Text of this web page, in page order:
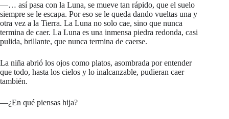
—… así pasa con la Luna, se mueve tan rápido, que el suelo
siempre se le escapa. Por eso se le queda dando vueltas una y
otra vez a la Tierra. La Luna no solo cae, sino que nunca
termina de caer. La Luna es una inmensa piedra redonda, casi
pulida, brillante, que nunca termina de caerse.
La niña abrió los ojos como platos, asombrada por entender
que todo, hasta los cielos y lo inalcanzable, pudieran caer
también.
—¿En qué piensas hija?